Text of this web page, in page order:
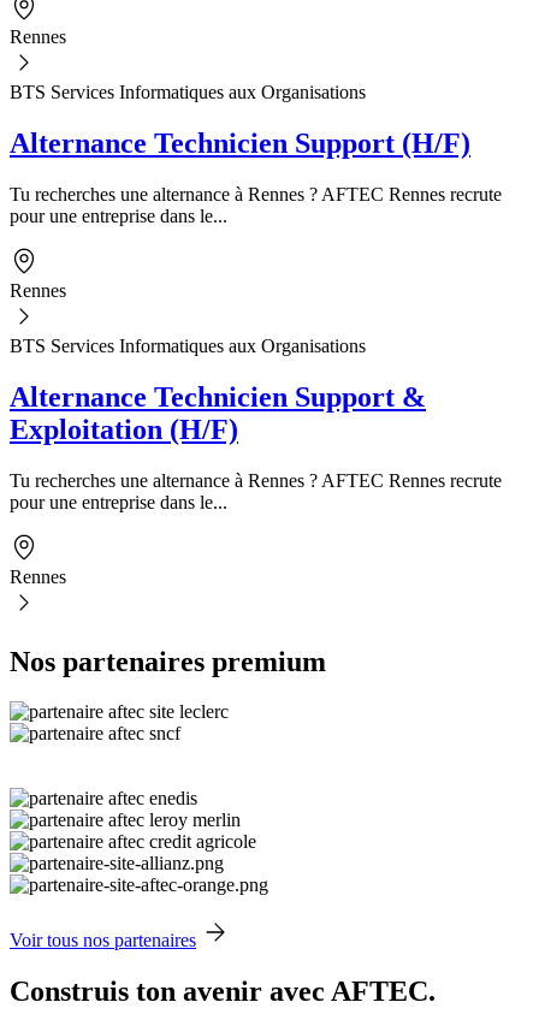
Rennes
BTS Services Informatiques aux Organisations
Alternance Technicien Support (H/F)
Tu recherches une alternance à Rennes ? AFTEC Rennes recrute
pour une entreprise dans le...
Rennes
BTS Services Informatiques aux Organisations
Alternance Technicien Support &
Exploitation (H/F)
Tu recherches une alternance à Rennes ? AFTEC Rennes recrute
pour une entreprise dans le...
Rennes
Nos partenaires premium
Voir tous nos partenaires
Construis ton avenir avec AFTEC.